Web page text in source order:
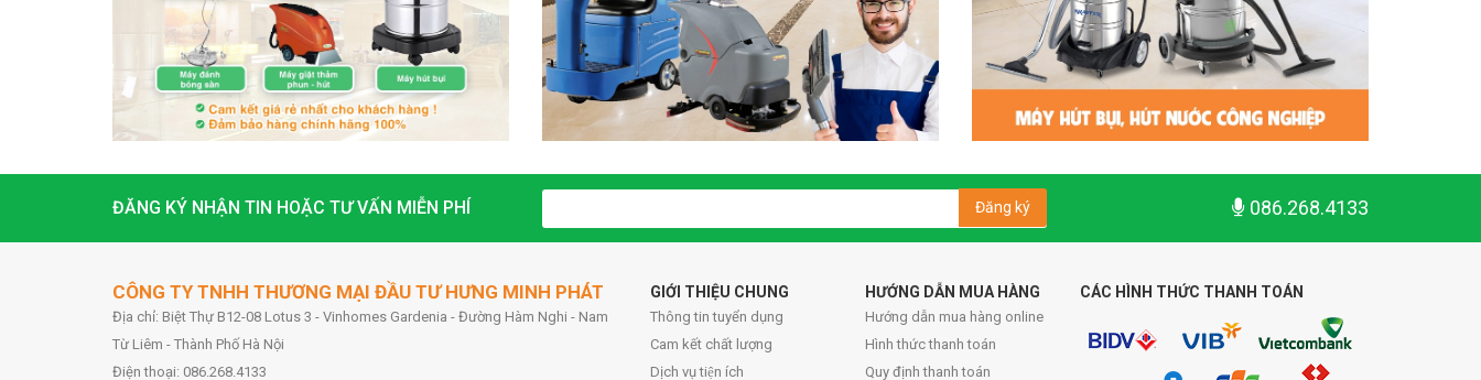
ĐĂNG KÝ NHẬN TIN HOẶC TƯ VẤN MIỄN PHÍ Đăng ký 086.268.4133
CÔNG TY TNHH THƯƠNG MẠI ĐẦU TƯ HƯNG MINH PHÁT
Địa chỉ: Biệt Thự B12-08 Lotus 3 - Vinhomes Gardenia - Đường Hàm Nghi - Nam
Từ Liêm - Thành Phố Hà Nội
Điện thoại: 086.268.4133
GIỚI THIỆU CHUNG
Thông tin tuyển dụng
Cam kết chất lượng
Dịch vụ tiện ích
HƯỚNG DẪN MUA HÀNG
Hướng dẫn mua hàng online
Hình thức thanh toán
Quy định thanh toán
CÁC HÌNH THỨC THANH TOÁN